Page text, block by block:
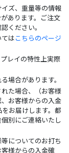
ズ、重量等の情報
あります。ご注文
ください。
はこちらのページ
レイの特性上実際
場合があります。
た場合、（お客様
お客様からの入金
お届けします。都
別にご連絡いたし
についてのお打ち
様からの入金確